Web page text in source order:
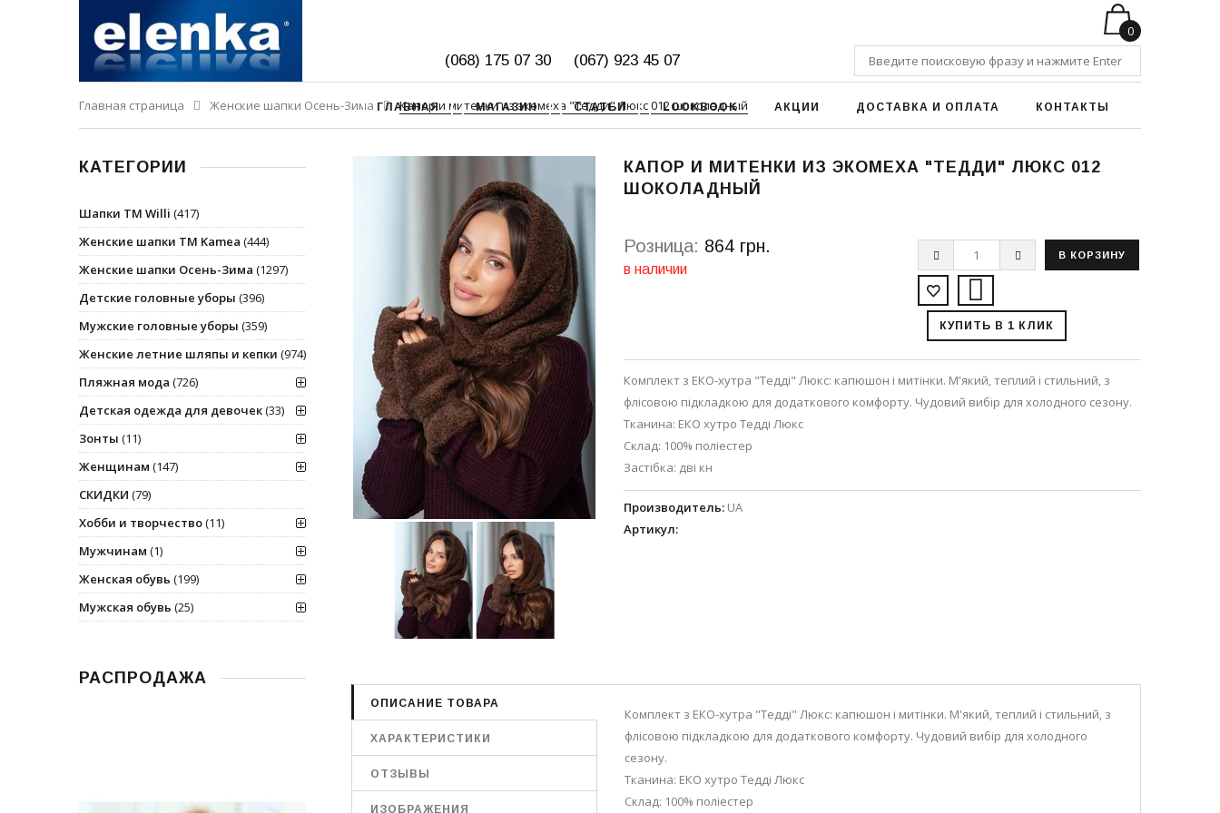
(068) 175 07 30 (067) 923 45 07
0
ГЛАВНАЯ МАГАЗИН СТАТЬИ LOOKBOOK АКЦИИ ДОСТАВКА И ОПЛАТА КОНТАКТЫ
Главная страница Женские шапки Осень-Зима Капор и митенки из экомеха "Тедди" Люкс 012 шоколадный
КАПОР И МИТЕНКИ ИЗ ЭКОМЕХА "ТЕДДИ" ЛЮКС 012
ШОКОЛАДНЫЙ
Розница: 864 грн.
в наличии
КУПИТЬ В 1 КЛИК
Комплект з ЕКО-хутра "Тедді" Люкс: капюшон і митінки. М'який, теплий і стильний, з
флісовою підкладкою для додаткового комфорту. Чудовий вибір для холодного сезону.
Тканина: ЕКО хутро Тедді Люкс
Склад: 100% поліестер
Застібка: дві кн
Производитель: UA
Артикул:
ОПИСАНИЕ ТОВАРА
ХАРАКТЕРИСТИКИ
ОТЗЫВЫ
ИЗОБРАЖЕНИЯ
Комплект з ЕКО-хутра "Тедді" Люкс: капюшон і митінки. М'який, теплий і стильний, з
флісовою підкладкою для додаткового комфорту. Чудовий вибір для холодного
сезону.
Тканина: ЕКО хутро Тедді Люкс
Склад: 100% поліестер
КАТЕГОРИИ
Шапки ТМ Willi (417)
Женские шапки ТМ Kamea (444)
Женские шапки Осень-Зима (1297)
Детские головные уборы (396)
Мужские головные уборы (359)
Женские летние шляпы и кепки (974)
Пляжная мода (726)
Детская одежда для девочек(33)
Зонты (11)
Женщинам (147)
СКИДКИ (79)
Хобби и творчество(11)
Мужчинам (1)
Женская обувь (199)
Мужская обувь (25)
РАСПРОДАЖА